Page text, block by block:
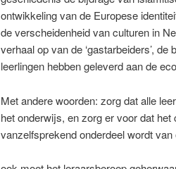
ontwikkeling van de Europese
de verscheidenheid van culturen in
verhaal op van de ‘gastarbeiders’,
leerlingen hebben geleverd aan de
Met andere woorden: zorg dat alle
het onderwijs, en zorg er voor dat
vanzelfsprekend onderdeel wordt